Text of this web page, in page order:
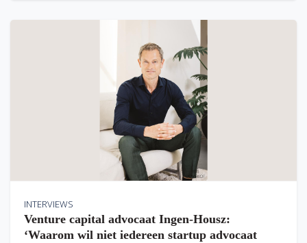
INTERVIEWS
Venture capital advocaat Ingen-Housz:
‘Waarom wil niet iedereen startup advocaat